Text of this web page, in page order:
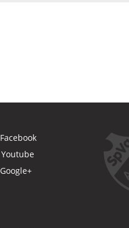
Facebook
Youtube
Google+